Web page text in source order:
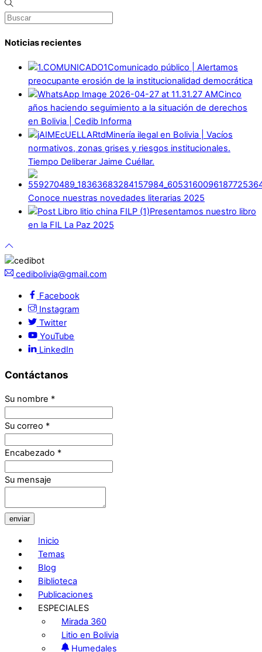
Noticias recientes
Comunicado público | Alertamos
preocupante erosión de la institucionalidad democrática
Cinco
años haciendo seguimiento a la situación de derechos
en Bolivia | Cedib Informa
Minería ilegal en Bolivia | Vacíos
normativos, zonas grises y riesgos institucionales.
Tiempo Deliberar Jaime Cuéllar.
Conoce nuestras novedades literarias 2025
Presentamos nuestro libro
en la FIL La Paz 2025
cedibolivia@gmail.com
Facebook
Instagram
Twitter
YouTube
LinkedIn
Contáctanos
Su nombre *
Su correo *
Encabezado *
Su mensaje
enviar
Inicio
Temas
Blog
Biblioteca
Publicaciones
ESPECIALES
Mirada 360
Litio en Bolivia
Humedales